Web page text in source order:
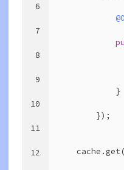
6
7
8
9
10
11
12
            }
        });
    cache.get(